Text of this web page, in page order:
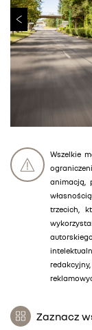
Wszelkie
animacją,
trzecich,
Zaznacz